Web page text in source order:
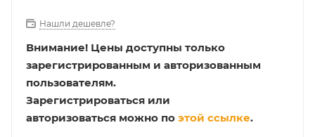
Нашли дешевле?
Внимание! Цены доступны только
зарегистрированным и авторизованным
пользователям.
Зарегистрироваться или
авторизоваться можно по этой ссылке.